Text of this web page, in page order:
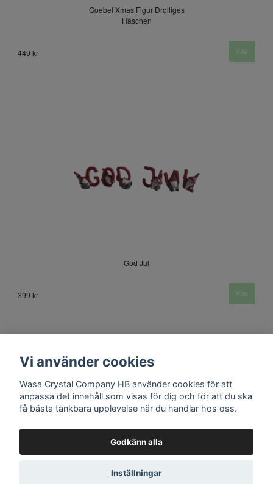
Goebel Xmas Figur Drolliges
Häschen
449 kr
God Jul
399 kr
Kontakt
© Copyright 2026 Wasa Crystal Company HB
Vi använder cookies
Wasa Crystal Company HB använder cookies för att
anpassa det innehåll som visas för dig och för att du ska
få bästa tänkbara upplevelse när du handlar hos oss.
Godkänn alla
Inställningar